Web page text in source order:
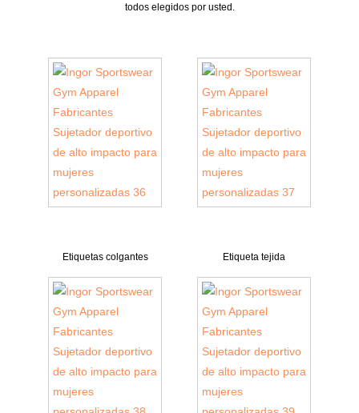
todos elegidos por usted.
Etiquetas colgantes Etiqueta tejida